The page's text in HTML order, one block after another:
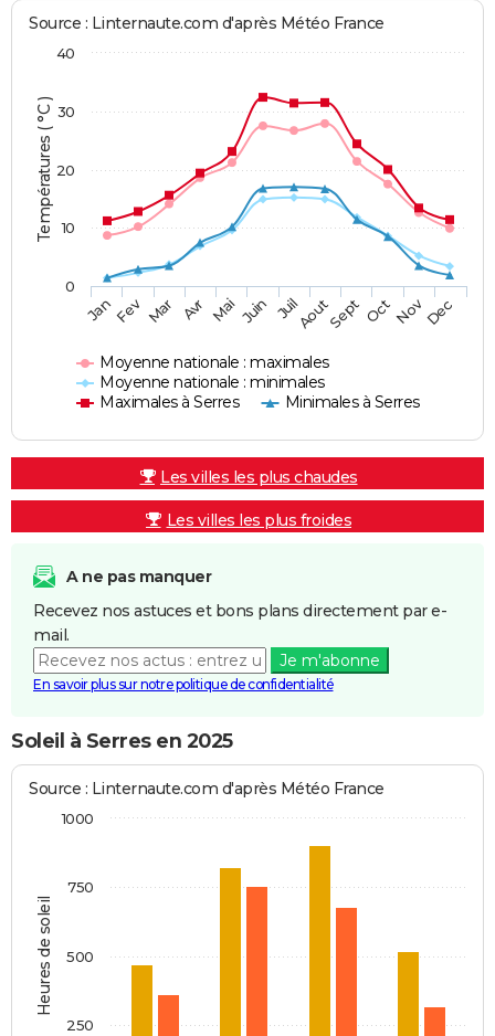
Températures ( °C )
Source : Linternaute.com d'après Météo France
Moyenne nationale : maximales
Moyenne nationale : minimales
Maximales à Serres
Minimales à Serres
JanFev Mar Avr Mai Juin JuilAoutSept OctNovDec
0
10
20
30
40
Les villes les plus chaudes
Les villes les plus froides
A ne pas manquer
Recevez nos astuces et bons plans directement par e-
mail.
Je m'abonne
En savoir plus sur notre politique de confidentialité
Soleil à Serres en 2025
Heures de soleil
Source : Linternaute.com d'après Météo France
250
500
750
1000